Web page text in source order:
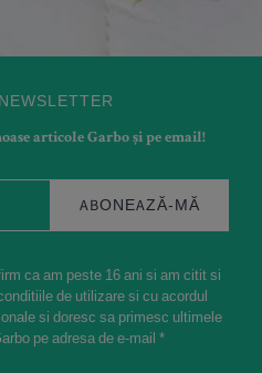
articole Garbo și pe email!
ABONEAZĂ-MĂ
ca am peste 16 ani si am citit si
de utilizare si cu acordul
si doresc sa primesc ultimele
pe adresa de e-mail *